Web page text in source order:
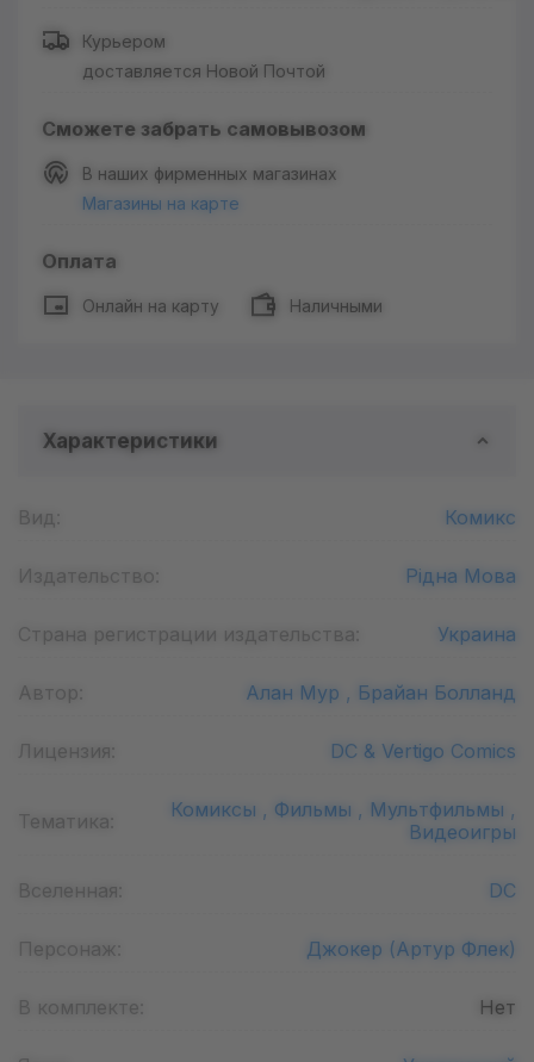
Курьером
доставляется Новой Почтой
Сможете забрать самовывозом
В наших фирменных магазинах
Магазины на карте
Оплата
Онлайн на карту Наличными
Характеристики
Вид: Комикс
Издательство: Рідна Мова
Страна регистрации издательства: Украина
Автор: Алан Мур , Брайан Болланд
Лицензия: DC & Vertigo Comics
Тематика: Комиксы , Фильмы , Мультфильмы ,
Видеоигры
Вселенная: DC
Персонаж: Джокер (Артур Флек)
В комплекте: Нет